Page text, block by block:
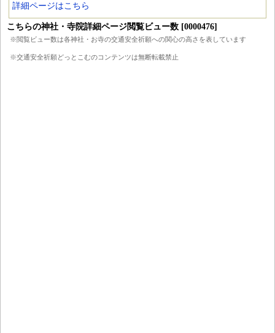
詳細ページはこちら
こちらの神社・寺院詳細ページ閲覧ビュー数 [0000476]
※閲覧ビュー数は各神社・お寺の交通安全祈願への関心の高さを表しています
※交通安全祈願どっとこむのコンテンツは無断転載禁止